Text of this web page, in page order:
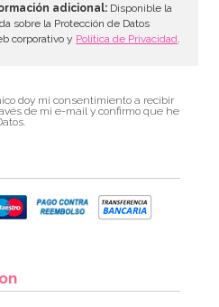
adicional: Disponible la
sobre la Protección de Datos
corporativo y Política de Privacidad.
doy mi consentimiento a recibir
de mi e-mail y confirmo que he